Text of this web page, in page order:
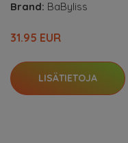
Brand: BaByliss
31.95 EUR
LISÄTIETOJA